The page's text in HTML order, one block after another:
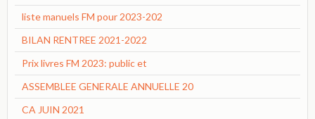
liste manuels FM pour 2023-202
BILAN RENTREE 2021-2022
Prix livres FM 2023: public et
ASSEMBLEE GENERALE ANNUELLE 20
CA JUIN 2021